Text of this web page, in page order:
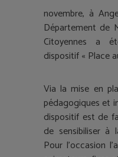
novembre, à
Département de
Citoyennes a
dispositif « Place
Via la mise en
pédagogiques et
dispositif est de
de sensibiliser à
Pour l’occasion